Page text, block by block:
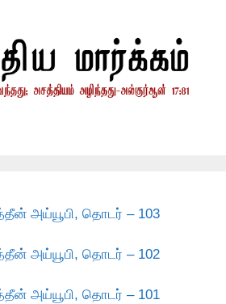
அய்யூபி, தொடர் – 103
அய்யூபி, தொடர் – 102
அய்யூபி, தொடர் – 101